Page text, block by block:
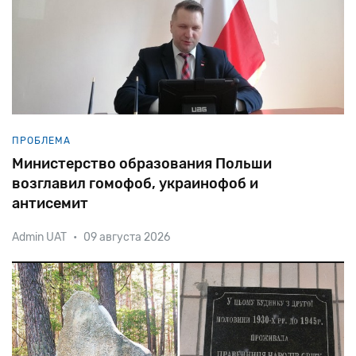
ПРОБЛЕМА
Министерство образования Польши
возглавил гомофоб, украинофоб и
антисемит
Д-р юридических наук, преподаватель
Католического университета Люблина Пшемыслав
Чарнек в политике относительно недавно. Впрочем,
карьеру его можно назвать стремительной. В 2015-м
доцента избраливоеводой Люблина, четы
Admin UAT • 09 августа 2026